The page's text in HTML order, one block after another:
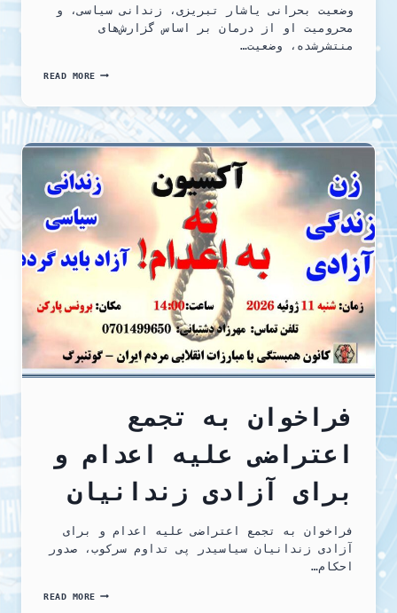
وضعیت بحرانی یاشار تبریزی، زندانی سیاسی، و
محرومیت او از درمان بر اساس گزارش‌های
منتشرشده، وضعیت…
READ MOREوضعیت
تبریزی،
زندانی
سیاسی
فراخوان به تجمع
اعتراضی علیه اعدام و
برای آزادی زندانیان
فراخوان به تجمع اعتراضی علیه اعدام و برای
آزادی زندانیان سیاسیدر پی تداوم سرکوب، صدور
احکام…
READ MOREفراخوان